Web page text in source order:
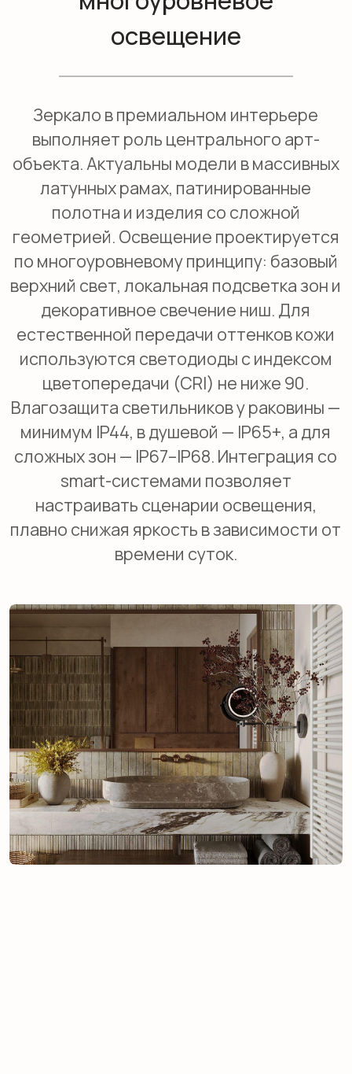
Аксессуары для спа-дома:
Премиальный текстиль:
египетский хлопок, шёлк,
бамбук
роль в восприятии комфорта. Элитные
полотенца производятся из египетского
хлопка с длиной волокон 3,5–5 см. Плотность
премиального банного текстиля достигает
130–200 г/м², что обеспечивает
максимальную впитываемость и мягкость.
Халаты из натурального шёлка (вес 16–21 мм)
дарят ощущение прохлады, а коврики из
бамбукового волокна отличаются
гипоаллергенностью и
воздухопроницаемостью.